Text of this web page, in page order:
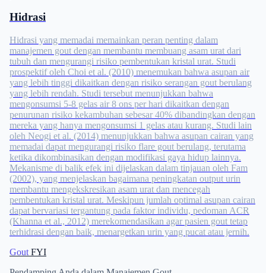
Hidrasi
Hidrasi yang memadai memainkan peran penting dalam
manajemen gout dengan membantu membuang asam urat dari
tubuh dan mengurangi risiko pembentukan kristal urat. Studi
prospektif oleh Choi et al. (2010) menemukan bahwa asupan air
yang lebih tinggi dikaitkan dengan risiko serangan gout berulang
yang lebih rendah. Studi tersebut menunjukkan bahwa
mengonsumsi 5-8 gelas air 8 ons per hari dikaitkan dengan
penurunan risiko kekambuhan sebesar 40% dibandingkan dengan
mereka yang hanya mengonsumsi 1 gelas atau kurang. Studi lain
oleh Neogi et al. (2014) menunjukkan bahwa asupan cairan yang
memadai dapat mengurangi risiko flare gout berulang, terutama
ketika dikombinasikan dengan modifikasi gaya hidup lainnya.
Mekanisme di balik efek ini dijelaskan dalam tinjauan oleh Fam
(2002), yang menjelaskan bagaimana peningkatan output urin
membantu mengekskresikan asam urat dan mencegah
pembentukan kristal urat. Meskipun jumlah optimal asupan cairan
dapat bervariasi tergantung pada faktor individu, pedoman ACR
(Khanna et al., 2012) merekomendasikan agar pasien gout tetap
terhidrasi dengan baik, menargetkan urin yang pucat atau jernih.
Gout FYI